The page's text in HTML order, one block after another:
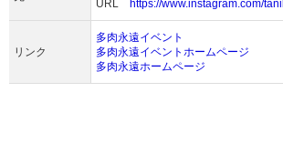
URL https://www.instagram.com/
リンク
多肉永遠イベント
多肉永遠イベントホームページ
多肉永遠ホームページ